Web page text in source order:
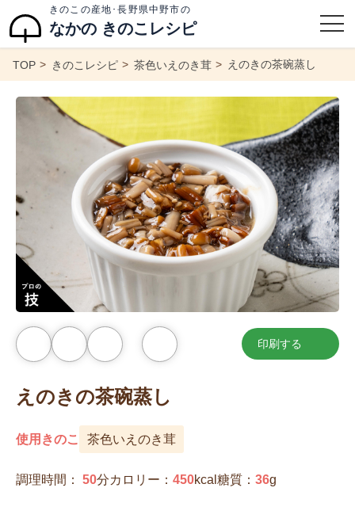
きのこの産地･長野県中野市の
なかの きのこレシピ
TOP きのこレシピ 茶色いえのき茸 えのきの茶碗蒸し
気
入
り
追
加
印刷する
えのきの茶碗蒸し
使用きのこ 茶色いえのき茸
調理時間： 50分カロリー： 450kcal 糖質： 36g